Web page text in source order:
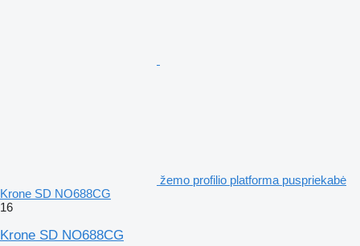
žemo profilio platforma puspriekabė
Krone SD NO688CG
16
Krone SD NO688CG